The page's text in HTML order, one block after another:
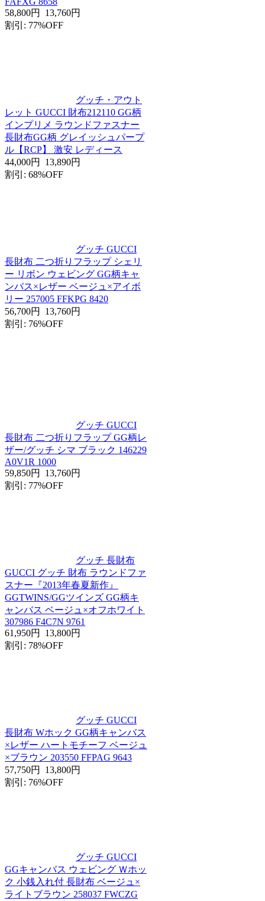
58,800円
13,760円
割引: 77%OFF
グッチ・アウト
レット GUCCI 財布212110 GG柄
インプリメ ラウンドファスナー
長財布GG柄 グレイッシュパープ
ル【RCP】 激安 レディース
44,000円
13,890円
割引: 68%OFF
グッチ GUCCI
長財布 二つ折りフラップ シェリ
ー リボン ウェビング GG柄キャ
ンバス×レザー ベージュ×アイボ
リー 257005 FFKPG 8420
56,700円
13,760円
割引: 76%OFF
グッチ GUCCI
長財布 二つ折りフラップ GG柄レ
ザー/グッチ シマ ブラック 146229
A0V1R 1000
59,850円
13,760円
割引: 77%OFF
グッチ 長財布
GUCCI グッチ 財布 ラウンドファ
スナー『2013年春夏新作』
GGTWINS/GGツインズ GG柄キ
ャンバス ベージュ×オフホワイト
307986 F4C7N 9761
61,950円
13,800円
割引: 78%OFF
グッチ GUCCI
長財布 Wホック GG柄キャンバス
×レザー ハートモチーフ ベージュ
×ブラウン 203550 FFPAG 9643
57,750円
13,800円
割引: 76%OFF
グッチ GUCCI
GGキャンバス ウェビング Ｗホッ
ク 小銭入れ付 長財布 ベージュ×
ライトブラウン 258037 FWCZG